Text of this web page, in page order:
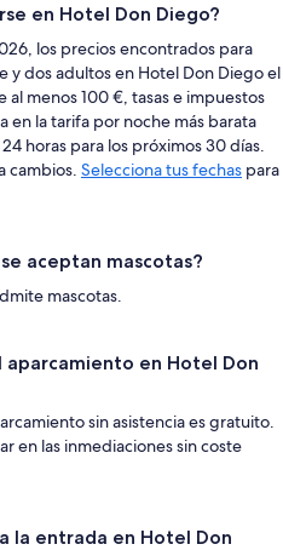
en Hotel Don Diego?
los precios encontrados para
y dos adultos en Hotel Don Diego el
menos 100 €, tasas e impuestos
en la tarifa por noche más barata
horas para los próximos 30 días.
cambios. Selecciona tus fechas para
aceptan mascotas?
mascotas.
aparcamiento en Hotel Don
sin asistencia es gratuito.
en las inmediaciones sin coste
la entrada en Hotel Don